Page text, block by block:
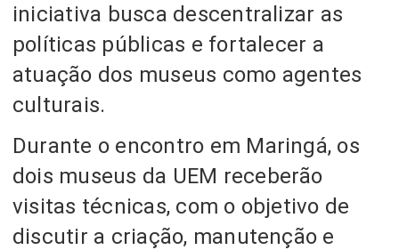
iniciativa busca descentralizar as
políticas públicas e fortalecer a
atuação dos museus como agentes
culturais.
Durante o encontro em Maringá, os
dois museus da UEM receberão
visitas técnicas, com o objetivo de
discutir a criação, manutenção e